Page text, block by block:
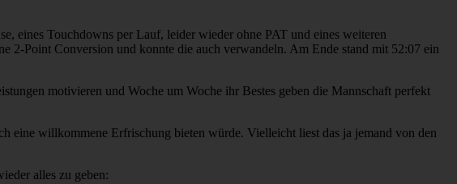
eines Touchdowns per Lauf, leider wieder ohne PAT und eines weiteren
2-Point Conversion und konnte die auch verwandeln. Am Ende stand mit 52:07 ein
motivieren und Woche um Woche ihr Bestes geben die Mannschaft perfekt
eine willkommene Erfrischung bieten würde. Vielleicht liest das ja jemand von den
alles zu geben: